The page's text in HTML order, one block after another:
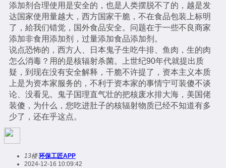
添加剂合理使用是安全的，也是人类摆脱不了的，越是发
达国家使用量越大，西方国家干脆，不在食品包装上标明
了，給我们错觉，国外食品安全。问题在于一些不良商家
添加非食用添加剂，过量添加食品添加剂。
说点恐怖的，西方人、日本鬼子生吃牛排、鱼肉，生的肉
怎么消毒？用的是核辐射杀菌。上世纪90年代就提出质
疑，到现在没有安全解释，干脆不许提了，资本主义本质
上是为资本家服务的，不利于资本家的事情宁可装傻不谈
论、没看见。鬼子国理直气壮的把核废水排大海，美国佬
装傻，为什么，您吃进肚子的核辐射物质已经不知道有多
少了，还在乎这点。
13楼 环保工匠APP
2024-12-16 10:09:42